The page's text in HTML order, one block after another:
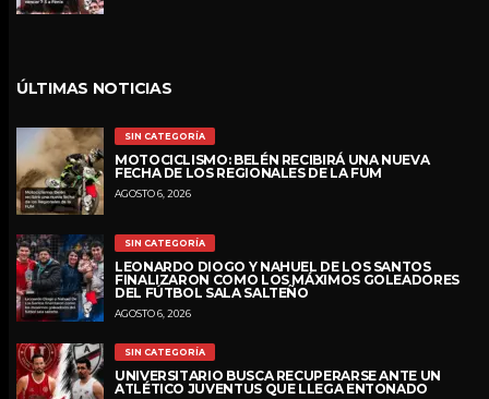
ÚLTIMAS NOTICIAS
SIN CATEGORÍA
MOTOCICLISMO: BELÉN RECIBIRÁ UNA NUEVA
FECHA DE LOS REGIONALES DE LA FUM
AGOSTO 6, 2026
SIN CATEGORÍA
LEONARDO DIOGO Y NAHUEL DE LOS SANTOS
FINALIZARON COMO LOS MÁXIMOS GOLEADORES
DEL FÚTBOL SALA SALTEÑO
AGOSTO 6, 2026
SIN CATEGORÍA
UNIVERSITARIO BUSCA RECUPERARSE ANTE UN
ATLÉTICO JUVENTUS QUE LLEGA ENTONADO